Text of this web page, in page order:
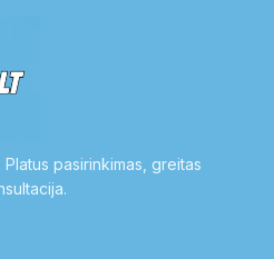
pasirinkimas, greitas